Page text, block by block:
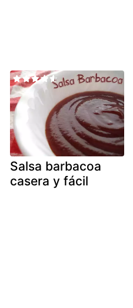
Salsa barbacoa
casera y fácil